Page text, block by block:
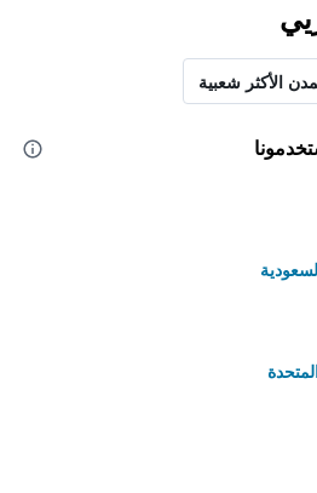
الأكثر شعبية